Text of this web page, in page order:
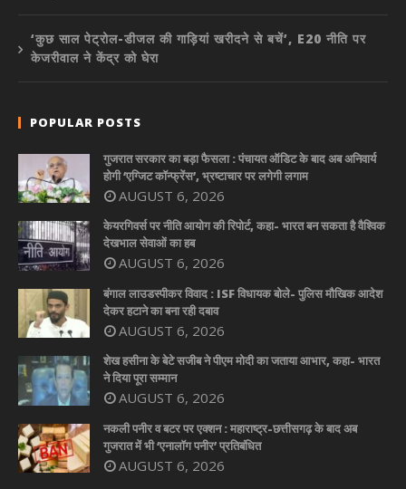
‘कुछ साल पेट्रोल-डीजल की गाड़ियां खरीदने से बचें’, E20 नीति पर
केजरीवाल ने केंद्र को घेरा
POPULAR POSTS
गुजरात सरकार का बड़ा फैसला : पंचायत ऑडिट के बाद अब अनिवार्य
होगी ‘एग्जिट कॉन्फ्रेंस’, भ्रष्टाचार पर लगेगी लगाम
AUGUST 6, 2026
केयरगिवर्स पर नीति आयोग की रिपोर्ट, कहा- भारत बन सकता है वैश्विक
देखभाल सेवाओं का हब
AUGUST 6, 2026
बंगाल लाउडस्पीकर विवाद : ISF विधायक बोले- पुलिस मौखिक आदेश
देकर हटाने का बना रही दबाव
AUGUST 6, 2026
शेख हसीना के बेटे सजीब ने पीएम मोदी का जताया आभार, कहा- भारत
ने दिया पूरा सम्मान
AUGUST 6, 2026
नकली पनीर व बटर पर एक्शन : महाराष्ट्र-छत्तीसगढ़ के बाद अब
गुजरात में भी ‘एनालॉग पनीर’ प्रतिबंधित
AUGUST 6, 2026